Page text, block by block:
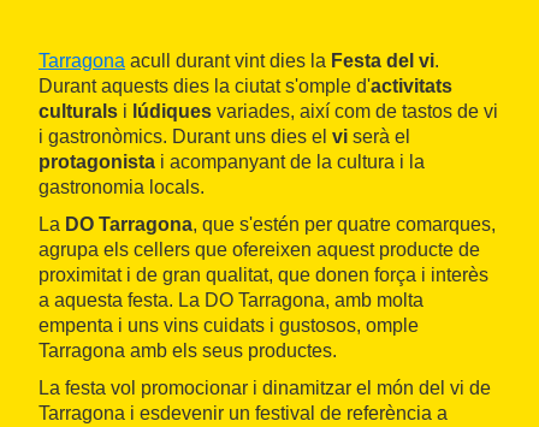
Tarragona acull durant vint dies la Festa del vi.
Durant aquests dies la ciutat s'omple d'activitats
culturals i lúdiques variades, així com de tastos de vi
i gastronòmics. Durant uns dies el vi serà el
protagonista i acompanyant de la cultura i la
gastronomia locals.
La DO Tarragona, que s'estén per quatre comarques,
agrupa els cellers que ofereixen aquest producte de
proximitat i de gran qualitat, que donen força i interès
a aquesta festa. La DO Tarragona, amb molta
empenta i uns vins cuidats i gustosos, omple
Tarragona amb els seus productes.
La festa vol promocionar i dinamitzar el món del vi de
Tarragona i esdevenir un festival de referència a